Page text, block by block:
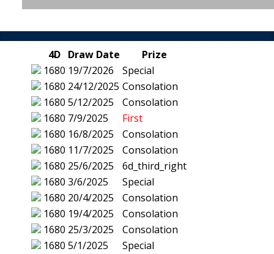
4D Draw Date
Prize
1680 19/7/2026
Special
1680 24/12/2025 Consolation
1680 5/12/2025
Consolation
1680 7/9/2025
First
1680 16/8/2025
Consolation
1680 11/7/2025
Consolation
1680 25/6/2025
6d_third_right
1680 3/6/2025
Special
1680 20/4/2025
Consolation
1680 19/4/2025
Consolation
1680 25/3/2025
Consolation
1680 5/1/2025
Special